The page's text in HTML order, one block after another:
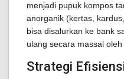
menjadi pupuk kompos
anorganik (kertas,
bisa disalurkan ke bank
ulang secara massal oleh
Strategi